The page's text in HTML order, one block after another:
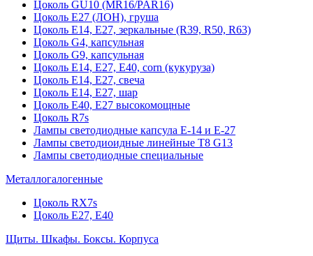
Цоколь GU10 (MR16/PAR16)
Цоколь Е27 (ЛОН), груша
Цоколь Е14, Е27, зеркальные (R39, R50, R63)
Цоколь G4, капсульная
Цоколь G9, капсульная
Цоколь Е14, Е27, Е40, corn (кукуруза)
Цоколь Е14, Е27, свеча
Цоколь Е14, Е27, шар
Цоколь Е40, Е27 высокомощные
Цоколь R7s
Лампы светодиодные капсула Е-14 и Е-27
Лампы светодиоидные линейные T8 G13
Лампы светодиодные специальные
Металлогалогенные
Цоколь RX7s
Цоколь Е27, E40
Щиты. Шкафы. Боксы. Корпуса